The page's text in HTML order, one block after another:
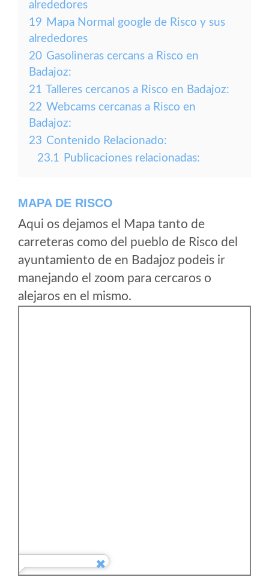
alrededores
19 Mapa Normal google de Risco y sus
alrededores
20 Gasolineras cercans a Risco en
Badajoz:
21 Talleres cercanos a Risco en Badajoz:
22 Webcams cercanas a Risco en
Badajoz:
23 Contenido Relacionado:
23.1 Publicaciones relacionadas:
MAPA DE RISCO
Aqui os dejamos el Mapa tanto de
carreteras como del pueblo de Risco del
ayuntamiento de en Badajoz podeis ir
manejando el zoom para cercaros o
alejaros en el mismo.